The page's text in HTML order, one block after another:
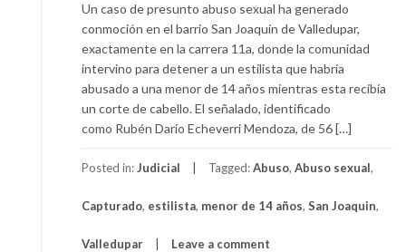
Un caso de presunto abuso sexual ha generado
conmoción en el barrio San Joaquín de Valledupar,
exactamente en la carrera 11a, donde la comunidad
intervino para detener a un estilista que habría
abusado a una menor de 14 años mientras esta recibía
un corte de cabello. El señalado, identificado
como Rubén Darío Echeverri Mendoza, de 56 […]
Posted in:Judicial Tagged:Abuso, Abuso sexual,
Capturado, estilista, menor de 14 años, San Joaquin,
Valledupar Leave a comment